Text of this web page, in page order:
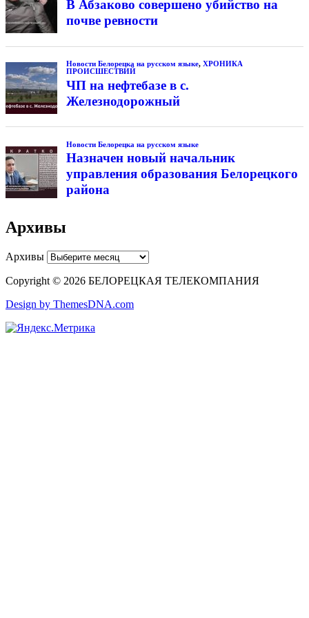
В Абзаково совершено убийство на
почве ревности
Новости Белорецка на русском языке, ХРОНИКА
ПРОИСШЕСТВИЙ
ЧП на нефтебазе в с.
Железнодорожный
Новости Белорецка на русском языке
Назначен новый начальник
управления образования Белорецкого
района
Архивы
Архивы
Copyright © 2026 БЕЛОРЕЦКАЯ ТЕЛЕКОМПАНИЯ
Design by ThemesDNA.com